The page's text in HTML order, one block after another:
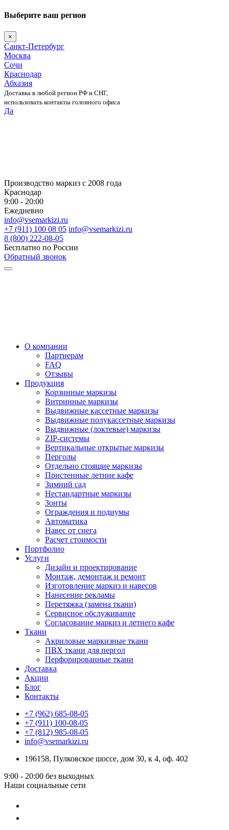
Выберите ваш регион
×
Санкт-Петербург
Москва
Сочи
Краснодар
Абхазия
Доставка в любой регион РФ и СНГ,
использовать контакты головного офиса
Да
Производство маркиз с 2008 года
Краснодар
9:00 - 20:00
Ежедневно
info@vsemarkizi.ru
+7 (911) 100 08 05 info@vsemarkizi.ru
8 (800) 222-08-05
Бесплатно по России
Обратный звонок
О компании
Партнерам
FAQ
Отзывы
Продукция
Корзинные маркизы
Витринные маркизы
Выдвижные кассетные маркизы
Выдвижные полукассетные маркизы
Выдвижные (локтевые) маркизы
ZIP-системы
Вертикальные открытые маркизы
Перголы
Отдельно стоящие маркизы
Пристенные летние кафе
Зимний сад
Нестандартные маркизы
Зонты
Ограждения и подиумы
Автоматика
Навес от снега
Расчет стоимости
Портфолио
Услуги
Дизайн и проектирование
Монтаж, демонтаж и ремонт
Изготовление маркиз и навесов
Нанесение рекламы
Перетяжка (замена ткани)
Сервисное обслуживание
Согласование маркиз и летнего кафе
Ткани
Акриловые маркизные ткани
ПВХ ткани для пергол
Перфорированные ткани
Доставка
Акции
Блог
Контакты
+7 (962) 685-08-05
+7 (911) 100-08-05
+7 (812) 985-08-05
info@vsemarkizi.ru
196158, Пулковское шоссе, дом 30, к 4, оф. 402
9:00 - 20:00 без выходных
Наши социальные сети